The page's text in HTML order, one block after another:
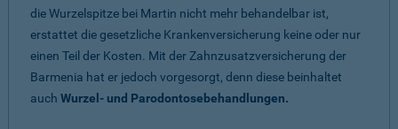
die Wurzelspitze bei Martin nicht mehr behandelbar ist,
erstattet die gesetzliche Krankenversicherung keine oder nur
einen Teil der Kosten. Mit der Zahnzusatzversicherung der
Barmenia hat er jedoch vorgesorgt, denn diese beinhaltet
auch Wurzel- und Parodontosebehandlungen.